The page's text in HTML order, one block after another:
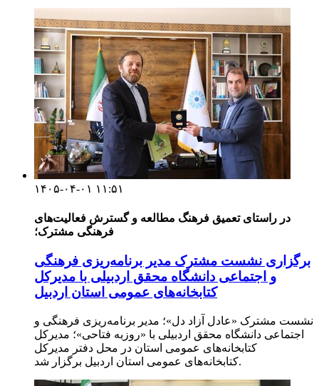
۱۴۰۵-۰۴-۰۱ ۱۱:۵۱
در راستای تعمیق فرهنگ مطالعه و گسترش فعالیت‌های
فرهنگی مشترک؛
برگزاری نشست مشترک مدیر برنامه‌ریزی فرهنگی
و اجتماعی دانشگاه محقق اردبیلی با مدیرکل
کتابخانه‌های عمومی استان اردبیل
نشست مشترک «عادل آزاد دل»؛ مدیر برنامه‌ریزی فرهنگی و
اجتماعی دانشگاه محقق اردبیلی با «روزبه فتاحی»؛ مدیرکل
کتابخانه‌های عمومی استان در محل دفتر مدیرکل
کتابخانه‌های عمومی استان اردبیل برگزار شد.